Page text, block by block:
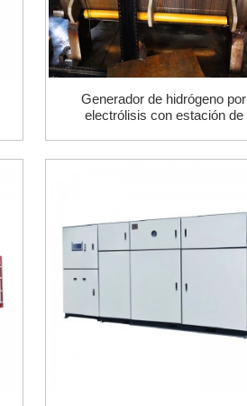
Generador de hidrógeno por
electrólisis con estación de